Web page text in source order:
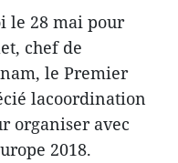
le 28 mai pour
chef de
le Premier
lacoordination
organiser avec
2018.